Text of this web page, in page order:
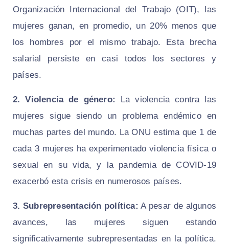
Organización Internacional del Trabajo (OIT), las
mujeres ganan, en promedio, un 20% menos que
los hombres por el mismo trabajo. Esta brecha
salarial persiste en casi todos los sectores y
países.
2. Violencia de género:
La violencia contra las
mujeres sigue siendo un problema endémico en
muchas partes del mundo. La ONU estima que 1 de
cada 3 mujeres ha experimentado violencia física o
sexual en su vida, y la pandemia de COVID-19
exacerbó esta crisis en numerosos países.
3. Subrepresentación política: A pesar de algunos
avances, las mujeres siguen estando
significativamente subrepresentadas en la política.